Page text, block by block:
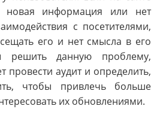
новая информация или нет
с посетителями,
его и нет смысла в его
решить данную проблему,
провести аудит и определить,
чтобы привлечь больше
их обновлениями.